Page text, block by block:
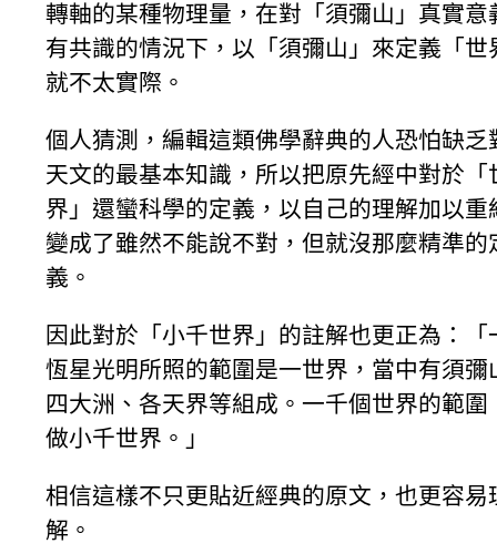
轉軸的某種物理量，在對「須彌山」真實意
有共識的情況下，以「須彌山」來定義「世
就不太實際。
個人猜測，編輯這類佛學辭典的人恐怕缺乏
天文的最基本知識，所以把原先經中對於「
界」還蠻科學的定義，以自己的理解加以重
變成了雖然不能說不對，但就沒那麼精準的
義。
因此對於「小千世界」的註解也更正為：「
恆星光明所照的範圍是一世界，當中有須彌
四大洲、各天界等組成。一千個世界的範圍
做小千世界。」
相信這樣不只更貼近經典的原文，也更容易
解。